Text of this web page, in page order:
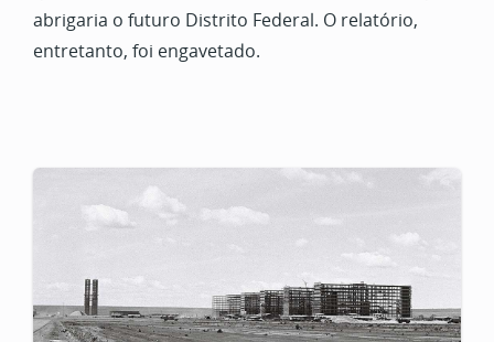
abrigaria o futuro Distrito Federal. O relatório,
entretanto, foi engavetado.